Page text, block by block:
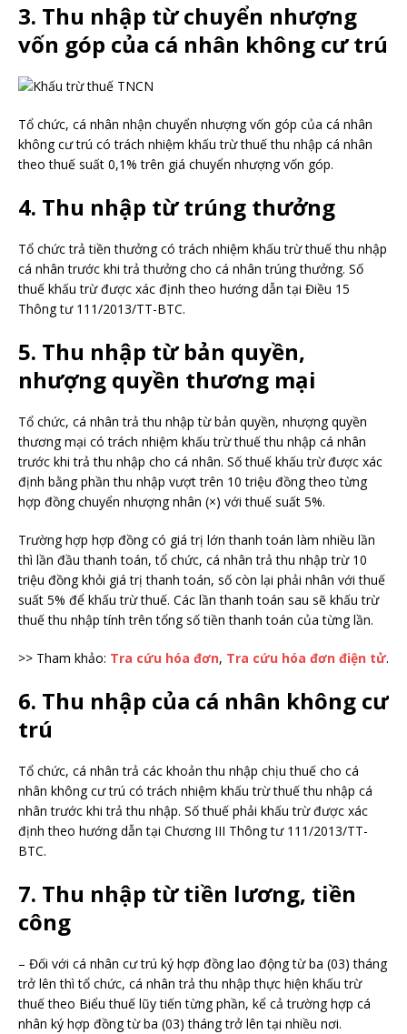
3. Thu nhập từ chuyển nhượng
vốn góp của cá nhân không cư trú
Tổ chức, cá nhân nhận chuyển nhượng vốn góp của cá nhân
không cư trú có trách nhiệm khấu trừ thuế thu nhập cá nhân
theo thuế suất 0,1% trên giá chuyển nhượng vốn góp.
4. Thu nhập từ trúng thưởng
Tổ chức trả tiền thưởng có trách nhiệm khấu trừ thuế thu nhập
cá nhân trước khi trả thưởng cho cá nhân trúng thưởng. Số
thuế khấu trừ được xác định theo hướng dẫn tại Điều 15
Thông tư 111/2013/TT-BTC.
5. Thu nhập từ bản quyền,
nhượng quyền thương mại
Tổ chức, cá nhân trả thu nhập từ bản quyền, nhượng quyền
thương mại có trách nhiệm khấu trừ thuế thu nhập cá nhân
trước khi trả thu nhập cho cá nhân. Số thuế khấu trừ được xác
định bằng phần thu nhập vượt trên 10 triệu đồng theo từng
hợp đồng chuyển nhượng nhân (×) với thuế suất 5%.
Trường hợp hợp đồng có giá trị lớn thanh toán làm nhiều lần
thì lần đầu thanh toán, tổ chức, cá nhân trả thu nhập trừ 10
triệu đồng khỏi giá trị thanh toán, số còn lại phải nhân với thuế
suất 5% để khấu trừ thuế. Các lần thanh toán sau sẽ khấu trừ
thuế thu nhập tính trên tổng số tiền thanh toán của từng lần.
>> Tham khảo: Tra cứu hóa đơn, Tra cứu hóa đơn điện tử.
6. Thu nhập của cá nhân không cư
trú
Tổ chức, cá nhân trả các khoản thu nhập chịu thuế cho cá
nhân không cư trú có trách nhiệm khấu trừ thuế thu nhập cá
nhân trước khi trả thu nhập. Số thuế phải khấu trừ được xác
định theo hướng dẫn tại Chương III Thông tư 111/2013/TT-
BTC.
7. Thu nhập từ tiền lương, tiền
công
– Đối với cá nhân cư trú ký hợp đồng lao động từ ba (03) tháng
trở lên thì tổ chức, cá nhân trả thu nhập thực hiện khấu trừ
thuế theo Biểu thuế lũy tiến từng phần, kể cả trường hợp cá
nhân ký hợp đồng từ ba (03) tháng trở lên tại nhiều nơi.